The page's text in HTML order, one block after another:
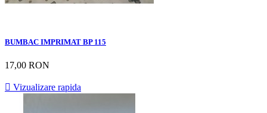
BUMBAC IMPRIMAT BP 115
17,00 RON
 Vizualizare rapida